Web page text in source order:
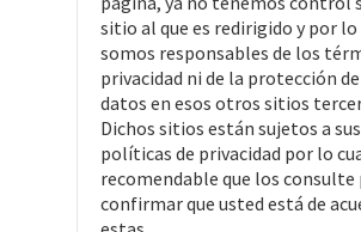
sitio al que es redirigido y por
somos responsables de los
privacidad ni de la protección de
datos en esos otros sitios
Dichos sitios están sujetos a
políticas de privacidad por lo
recomendable que los consulte
confirmar que usted está de